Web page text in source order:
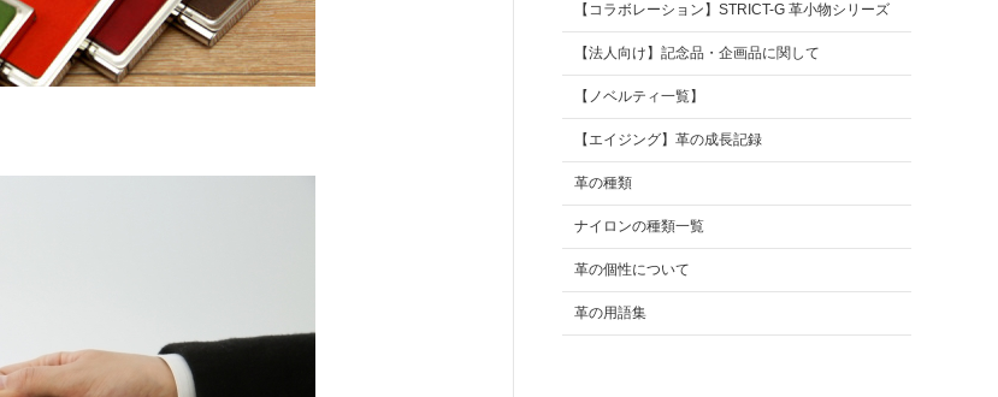
【コラボレーション】STRICT-G 革小物シリーズ
【法人向け】記念品・企画品に関して
【ノベルティ一覧】
【エイジング】革の成長記録
革の種類
ナイロンの種類一覧
革の個性について
革の用語集